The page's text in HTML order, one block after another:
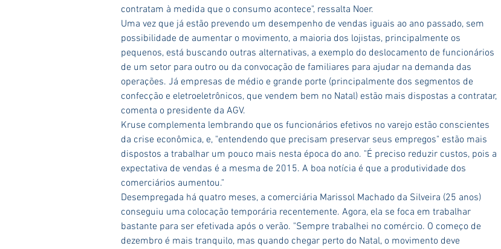
contratam à medida que o consumo acontece", ressalta Noer.
Uma vez que já estão prevendo um desempenho de vendas iguais ao ano passado, sem
possibilidade de aumentar o movimento, a maioria dos lojistas, principalmente os
pequenos, está buscando outras alternativas, a exemplo do deslocamento de funcionários
de um setor para outro ou da convocação de familiares para ajudar na demanda das
operações. Já empresas de médio e grande porte (principalmente dos segmentos de
confecção e eletroeletrônicos, que vendem bem no Natal) estão mais dispostas a contratar,
comenta o presidente da AGV.
Kruse complementa lembrando que os funcionários efetivos no varejo estão conscientes
da crise econômica, e, "entendendo que precisam preservar seus empregos" estão mais
dispostos a trabalhar um pouco mais nesta época do ano. "É preciso reduzir custos, pois a
expectativa de vendas é a mesma de 2015. A boa notícia é que a produtividade dos
comerciários aumentou."
Desempregada há quatro meses, a comerciária Marissol Machado da Silveira (25 anos)
conseguiu uma colocação temporária recentemente. Agora, ela se foca em trabalhar
bastante para ser efetivada após o verão. "Sempre trabalhei no comércio. O começo de
dezembro é mais tranquilo, mas quando chegar perto do Natal, o movimento deve